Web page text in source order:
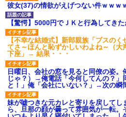
後続車にクラクションを鳴ら
され彼氏が逆切れ。「何クラク
ション鳴らしてんだ！降りてこ
いよ！」と怒鳴りだし...
【衝撃】報酬100万円超の治験
募集がこちらｗｗｗｗｗ(※画像
あり)
【ネット騒然】惨殺されたタ
ワマン頂き女子のこの動画、す
げえええええｗｗｗｗｗｗｗｗ
ｗｗｗ
【愕然】白のクラウン俺氏、
高速道路左車線を制限速度で走
った結果wwwwwwwwwwww
百年の恋12-899 食べた量を
彼女(37)の情欲がえげつない件ｗｗｗ
【驚愕】5000円でＪＫと行為してき
【不幸な結婚式】新郎親族「ブスの
てさ～ほんと恥ずかしいわよね～（大
下座」→ 結果・・・
日曜日、会社の窓を見ると同僚の姿
じゃ？）→俺電話「今何してんの？」
と！」俺「会社にいない？」→次の瞬
妹が嘘つきな元カレと寄りを戻してし
ら、旦那の顔が曇って雰囲気が一転。